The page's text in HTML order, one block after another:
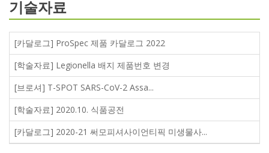
기술자료
[카달로그] ProSpec 제품 카달로그 2022
[학술자료] Legionella 배지 제품번호 변경
[브로셔] T-SPOT SARS-CoV-2 Assa...
[학술자료] 2020.10. 식품공전
[카달로그] 2020-21 써모피셔사이언티픽 미생물사...